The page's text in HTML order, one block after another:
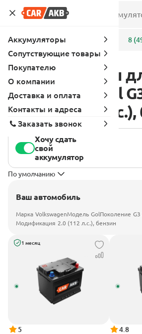
Адреса 8
Аккумуляторы
Volkswagen Gol
2005 2.0 (112
Хочу сдать
свой
аккумулятор
По умолчанию
Ваш автомобиль
Марка VolkswagenМодель GolПоколение G3
Модификация 2.0 (112 л.с.), бензин
1 месяц
5
4.8
Аккумуляторы
Сопутствующие товары
Покупателю
О компании
Доставка и оплата
Контакты и адреса
Заказать звонок